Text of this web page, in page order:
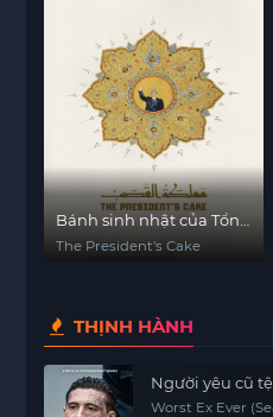
Bánh sinh nhật của Tổng
thống
The President's Cake
THỊNH HÀNH
Người yêu cũ
Worst Ex Ever